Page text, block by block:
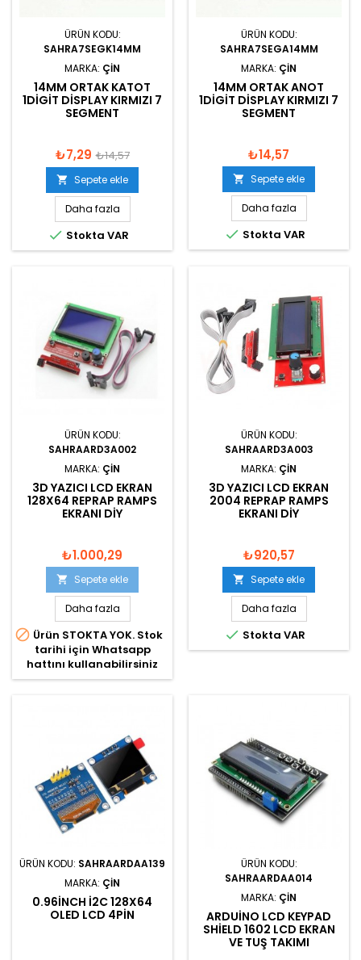
ÜRÜN KODU:
SAHRA7SEGK14MM
MARKA: ÇIN
14MM ORTAK KATOT
1DIGIT DISPLAY KIRMIZI 7
SEGMENT
₺7,29 ₺14,57
 Sepete ekle
Daha fazla
 Stokta VAR
ÜRÜN KODU:
SAHRA7SEGA14MM
MARKA: ÇIN
14MM ORTAK ANOT
1DIGIT DISPLAY KIRMIZI 7
SEGMENT
₺14,57
 Sepete ekle
Daha fazla
 Stokta VAR
ÜRÜN KODU:
SAHRAARD3A002
MARKA: ÇIN
3D YAZICI LCD EKRAN
128X64 REPRAP RAMPS
EKRANI DIY
₺1.000,29
 Sepete ekle
Daha fazla
 Ürün STOKTA YOK. Stok
tarihi için Whatsapp
hattını kullanabilirsiniz
ÜRÜN KODU:
SAHRAARD3A003
MARKA: ÇIN
3D YAZICI LCD EKRAN
2004 REPRAP RAMPS
EKRANI DIY
₺920,57
 Sepete ekle
Daha fazla
 Stokta VAR
ÜRÜN KODU: SAHRAARDAA139
MARKA: ÇIN
0.96INCH I2C 128X64
OLED LCD 4PIN
ÜRÜN KODU:
SAHRAARDAA014
MARKA: ÇIN
ARDUINO LCD KEYPAD
SHIELD 1602 LCD EKRAN
VE TUŞ TAKIMI